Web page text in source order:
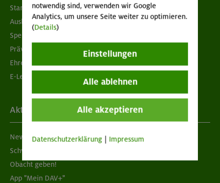
Standorte
Ausbildung & Jobs
Spenden
Prävention sexualisierter Gewalt
Ehrenamtsbörse
E-Learning
Aktuelles
Newsletter
Schwarzes Brett
Obacht geben!
App "Mein DAV+"
notwendig sind, verwenden wir Google
Analytics, um unsere Seite weiter zu optimieren.
(Details)
Einstellungen
Alle ablehnen
Alle akzeptieren
Datenschutzerklärung Impressum